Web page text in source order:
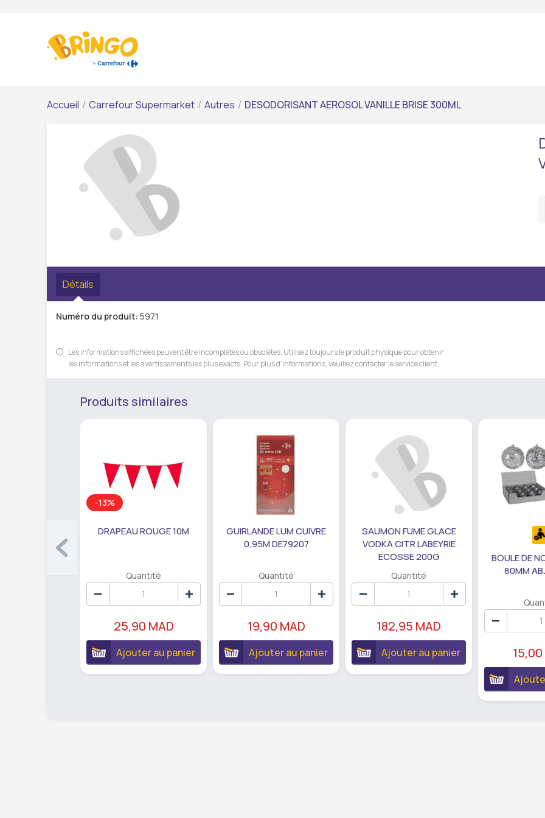
Accueil / Carrefour Supermarket / Autres / DESODORISANT AEROSOL VANILLE BRISE 300ML
Détails
Numéro du produit: 5971
Les informations affichées peuvent être incomplètes ou obsolètes. Utilisez toujours le produit physique pour obtenir
les informations et les avertissements les plus exacts. Pour plus d'informations, veuillez contacter le service client.
Produits similaires
-13%
DRAPEAU ROUGE 10M
Quantité
25,90 MAD
Ajouter au panier
GUIRLANDE LUM CUIVRE
0,95M DE79207
Quantité
19,90 MAD
Ajouter au panier
SAUMON FUME GLACE
VODKA CITR LABEYRIE
ECOSSE 200G
Quantité
182,95 MAD
Ajouter au panier
BOULE DE
80MM